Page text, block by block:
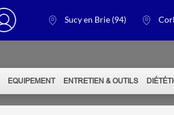
Sucy en Brie (94)
EQUIPEMENT ENTRETIEN & OUTILS